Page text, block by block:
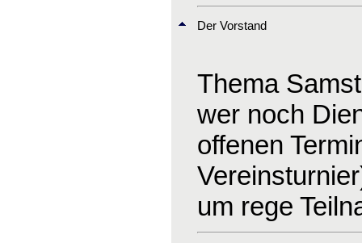
Der Vorstand
Thema
wer noch
offenen
um rege